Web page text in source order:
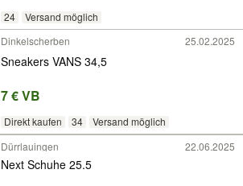
24 Versand möglich
Dinkelscherben 25.02.2025
Sneakers VANS 34,5
7 € VB
Direkt kaufen 34 Versand möglich
Dürrlauingen 22.06.2025
Next Schuhe 25.5